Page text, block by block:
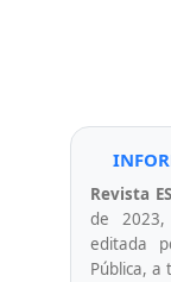
Revista
de 2023,
editada
Pública, a